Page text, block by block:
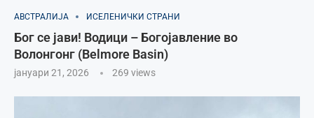
АВСТРАЛИЈА ИСЕЛЕНИЧКИ СТРАНИ
Бог се јави! Водици – Богојавление во
Волонгонг (Belmore Basin)
јануари 21, 2026 269 views